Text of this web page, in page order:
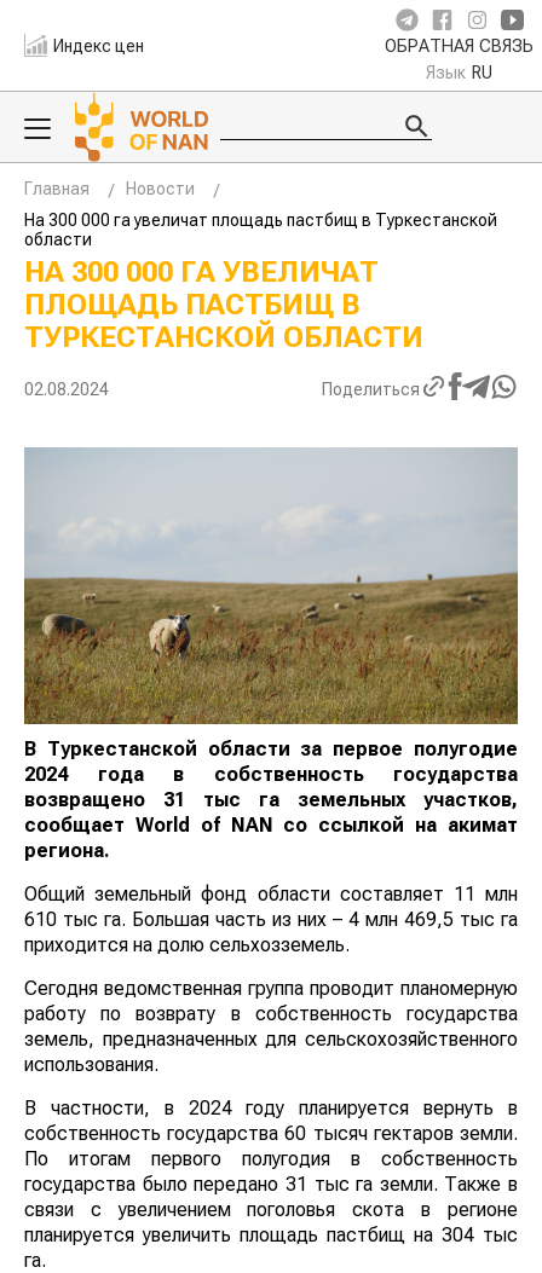
Индекс цен ОБРАТНАЯ СВЯЗЬ
Язык RU
Главная
Новости
На 300 000 га увеличат площадь пастбищ в Туркестанской
области
НА 300 000 ГА УВЕЛИЧАТ
ПЛОЩАДЬ ПАСТБИЩ В
ТУРКЕСТАНСКОЙ ОБЛАСТИ
02.08.2024 Поделиться
В Туркестанской области за первое полугодие
2024 года в собственность государства
возвращено 31 тыс га земельных участков,
сообщает World of NANсо ссылкой на акимат
региона.
Общий земельный фонд области составляет 11 млн
610 тыс га. Большая часть из них – 4 млн 469,5 тыс га
приходится на долю сельхозземель.
Сегодня ведомственная группа проводит
планомерную работу по возврату в собственность
государства земель, предназначенных для
сельскохозяйственного использования.
В частности, в 2024 году планируется вернуть в
собственность государства 60 тысяч гектаров земли.
По итогам первого полугодия в собственность
государства было передано 31 тыс га земли. Также в
связи с увеличением поголовья скота в регионе
планируется увеличить площадь пастбищ на 304 тыс
га.